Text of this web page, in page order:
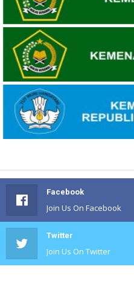
Facebook
Join Us On Facebook
Twitter
Join Us On Twitter